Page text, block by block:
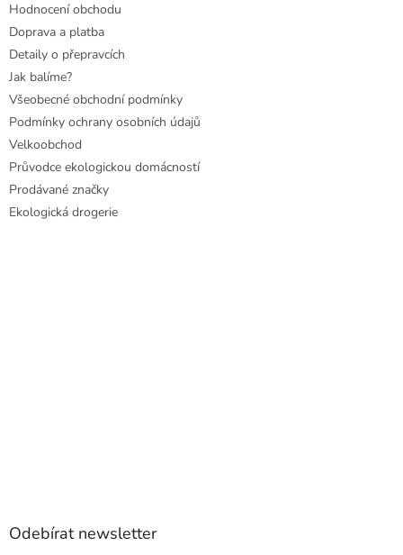
Hodnocení obchodu
Doprava a platba
Detaily o přepravcích
Jak balíme?
Všeobecné obchodní podmínky
Podmínky ochrany osobních údajů
Velkoobchod
Průvodce ekologickou domácností
Prodávané značky
Ekologická drogerie
Odebírat newsletter